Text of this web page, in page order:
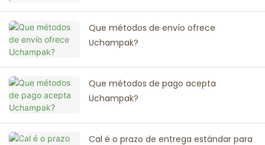
Que métodos de envío ofrece
Uchampak?
Que métodos de pago acepta
Uchampak?
Cal é o prazo de entrega estándar para